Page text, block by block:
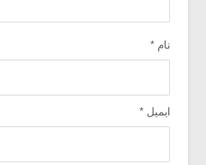
نام *
ایمیل *